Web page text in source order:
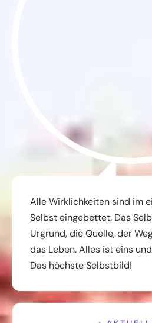
Alle Wirklichkeiten sind im
Selbst eingebettet. Das
Urgrund, die Quelle, der
das Leben. Alles ist eins
Das höchste Selbstbild!